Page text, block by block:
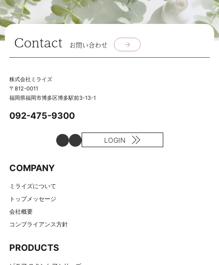
Contact お問い合わせ
株式会社ミライズ
〒812-0011
福岡県福岡市博多区博多駅前3-13-1
092-475-9300
LOGIN
COMPANY
ミライズについて
トップメッセージ
会社概要
コンプライアンス方針
PRODUCTS